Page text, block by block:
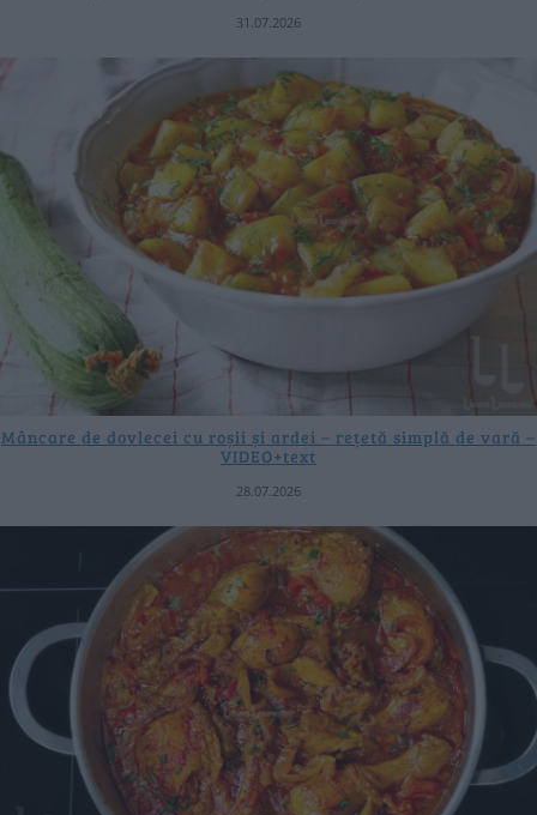
31.07.2026
Mâncare de dovlecei cu roșii și ardei – rețetă simplă de vară –
VIDEO+text
28.07.2026